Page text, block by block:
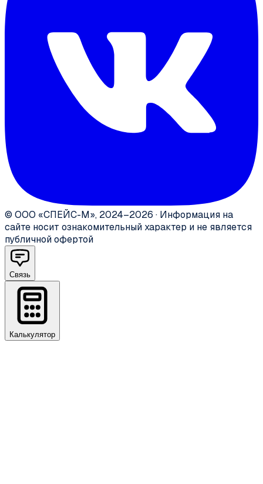
© ООО «СПЕЙС-М», 2024–2026 · Информация на
сайте носит ознакомительный характер и не является
публичной офертой
Связь
Калькулятор